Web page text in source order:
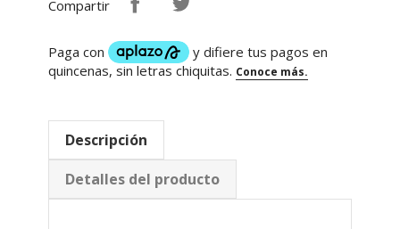
Descripción
Detalles del producto